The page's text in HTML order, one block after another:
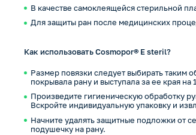
В качестве самоклеящейся стерильной
Для защиты ран после медицинских
Как использовать Cosmopor® E steril?
Размер повязки следует выбирать таким
покрывала рану и выступала за ее края на
Произведите гигиеническую обработку
Вскройте индивидуальную упаковку и
Начните удалять защитные подложки от
подушечку на рану.